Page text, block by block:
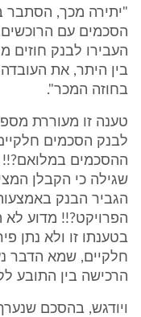
"יתירה מכך, הסתבר
הסכמים עם
העבירו לבנק חוזים
בין היתר, את העובדה
בחוזה המכר".
טענה זו מעוררת
לבנק הסכמים
ההסכמים
שגילה כי הקבלן
הגביר הבנק
הפרויקט?!! מדוע לא
בטענתו זו ולא נתן
חלקיים, שמא הדבר
הרכישה בין התובע
ויודגש, בהסכם